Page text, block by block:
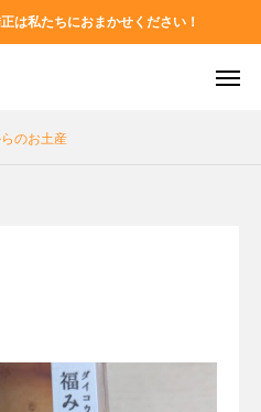
は私たちにおまかせください！
のお土産